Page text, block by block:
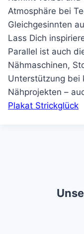
Atmosphäre bei
Gleichgesinnten
Lass Dich
Parallel ist auch
Nähmaschinen,
Unterstützung bei
Nähprojekten –
Plakat Strickglück